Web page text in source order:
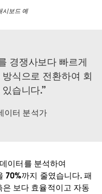
시보드 예
경쟁사보다 빠르게
식으로 전환하여 회
습니다.
이터 분석가
이터를 분석하여
70%까지 줄였습니다. 패
은 보다 효율적이고 자동